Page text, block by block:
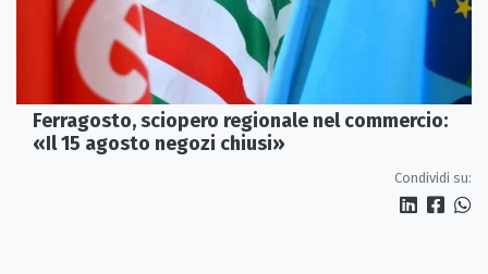
Ferragosto, sciopero regionale nel commercio:
«Il 15 agosto negozi chiusi»
Condividi su: